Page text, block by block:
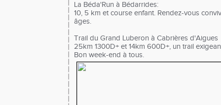
La Béda'Run à Bédarrides:
10, 5 km et course enfant. Rendez-vous
âges.
Trail du Grand Luberon à Cabrières d'Aigues
25km 1300D+ et 14km 600D+, un trail
Bon week-end à tous.